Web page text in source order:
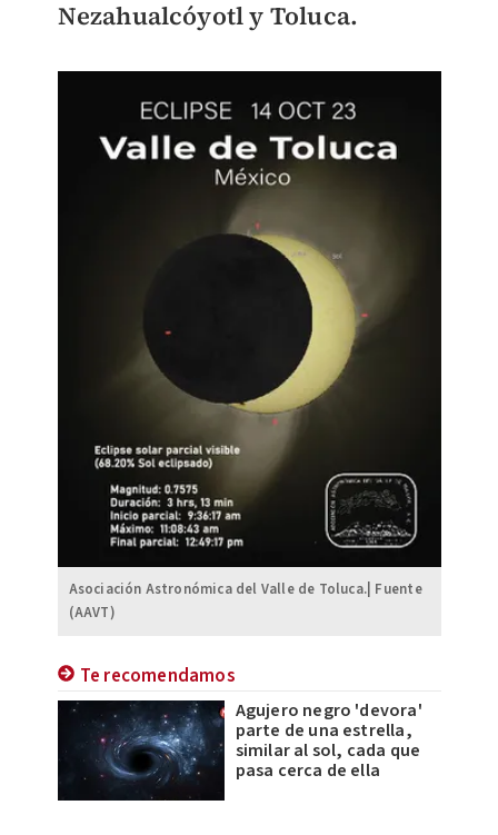
Nezahualcóyotl y Toluca.
Asociación Astronómica del Valle de Toluca.| Fuente
(AAVT)
Te recomendamos
Agujero negro 'devora'
parte de una estrella,
similar al sol, cada que
pasa cerca de ella